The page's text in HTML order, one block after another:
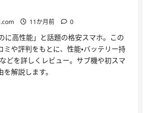
11か月前 0
に高性能」と話題の格安スマホ。この
や評判をもとに、性能・バッテリー持
どを詳しくレビュー。サブ機や初スマ
解説します。